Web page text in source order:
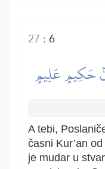
6
:
27
حَكِيمٍ عَلِيمٍ
A tebi,
časni Kur’an
je mudar u